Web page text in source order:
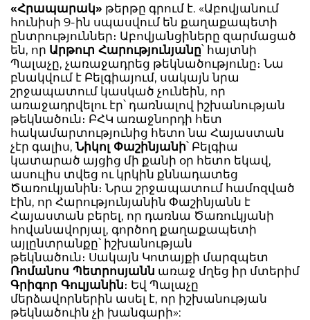
«Հրապարակ» թերթը գրում է. «Աբովյանում
հունիսի 9-ին սպասվում են քաղաքապետի
ընտրություններ։ Աբովյանցիները զարմացած
են, որ Արթուր Հարությունյանը՝ հայտնի
Պալաչը, չառաջադրեց թեկնածությունը։ Նա
բնակվում է Բելգիայում, սակայն նրա
շրջապատում կասկած չունեին, որ
առաջադրվելու էր՝ դառնալով իշխանության
թեկնածուն։ ԲՀԿ առաջնորդի հետ
հակամարտությունից հետո նա Հայաստան
չէր գալիս, Նիկոլ Փաշինյանի՝ Բելգիա
կատարած այցից մի քանի օր հետո եկավ,
ասուլիս տվեց ու կրկին քննադատեց
Ծառուկյանին։ Նրա շրջապատում համոզված
էին, որ Հարությունյանին Փաշինյանն է
Հայաստան բերել, որ դառնա Ծառուկյանի
հովանավորյալ, գործող քաղաքապետի
այլընտրանքը՝ իշխանության
թեկնածուն։ Սակայն Կոտայքի մարզպետ
Ռոմանոս Պետրոսյանն առաջ մղեց իր մտերիմ
Գրիգոր Գուլյանին։ Եվ Պալաչը
մերձավորներին ասել է, որ իշխանության
թեկնածուին չի խանգարի»: